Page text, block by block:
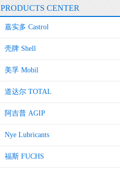
PRODUCTS CENTER
嘉实多 Castrol
壳牌 Shell
美孚 Mobil
道达尔 TOTAL
阿吉普 AGIP
Nye Lubricants
福斯 FUCHS